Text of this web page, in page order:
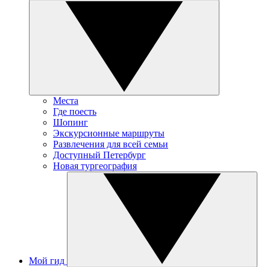
Места
Где поесть
Шопинг
Экскурсионные маршруты
Развлечения для всей семьи
Доступный Петербург
Новая тургеография
Мой гид